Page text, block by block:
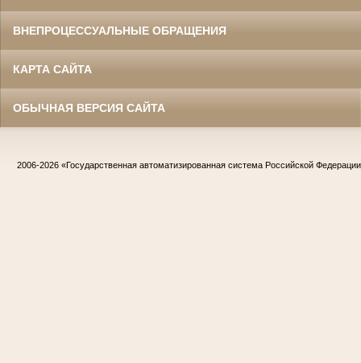
ВНЕПРОЦЕССУАЛЬНЫЕ ОБРАЩЕНИЯ
КАРТА САЙТА
ОБЫЧНАЯ ВЕРСИЯ САЙТА
2006-2026 «Государственная автоматизированная система Российской